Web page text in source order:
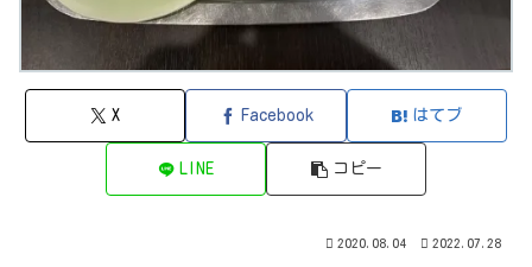
X Facebook はてブ
LINE コピー
2020.08.04 2022.07.28